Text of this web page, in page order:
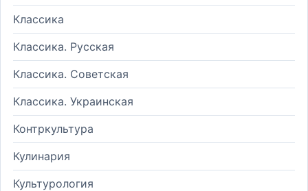
Классика
Классика. Русская
Классика. Советская
Классика. Украинская
Контркультура
Кулинария
Культурология